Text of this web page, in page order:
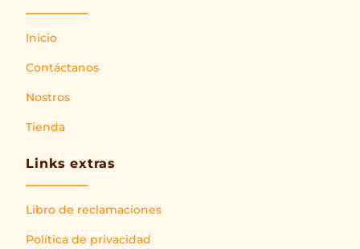
Inicio
Contáctanos
Nostros
Tienda
Links extras
Libro de reclamaciones
Política de privacidad